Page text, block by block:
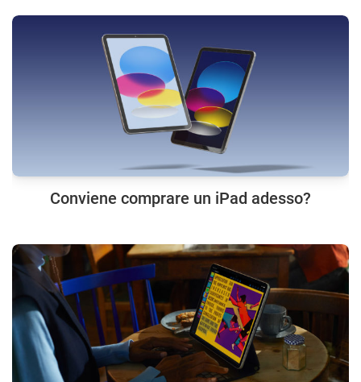
Conviene comprare un iPad adesso?